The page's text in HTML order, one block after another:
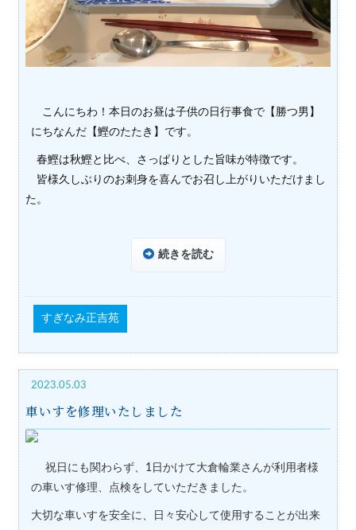
こんにちわ！本日のお昼は子供の日行事食で【勝つ男】
にちなんだ【鰹のたたき】です。
春鰹は秋鰹と比べ、さっぱりとした旨味が特徴です。
皆様久しぶりのお刺身を喜んでお召し上がりいただけまし
た。
続きを読む
すぎなみ正吉苑
2023.05.03
車いすを修理いたしました
祝日にも関わらず、1日かけて大倉輪業さんが利用者様
の車いす修理、点検をしていただきました。
大切な車いすを安全に、日々安心して使用することが出来